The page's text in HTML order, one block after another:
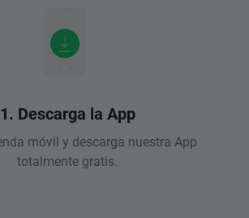
1. Descarga la App
móvil y descarga nuestra App
totalmente gratis.